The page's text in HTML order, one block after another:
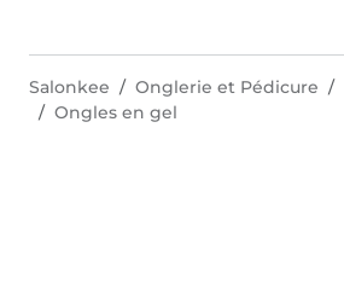
Salonkee Onglerie et Pédicure
Ongles en gel